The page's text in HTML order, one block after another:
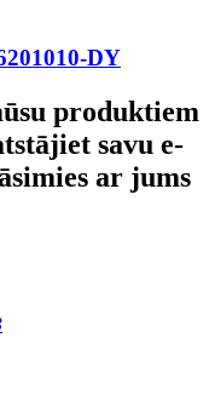
DY
produktiem
savu e-
ar jums